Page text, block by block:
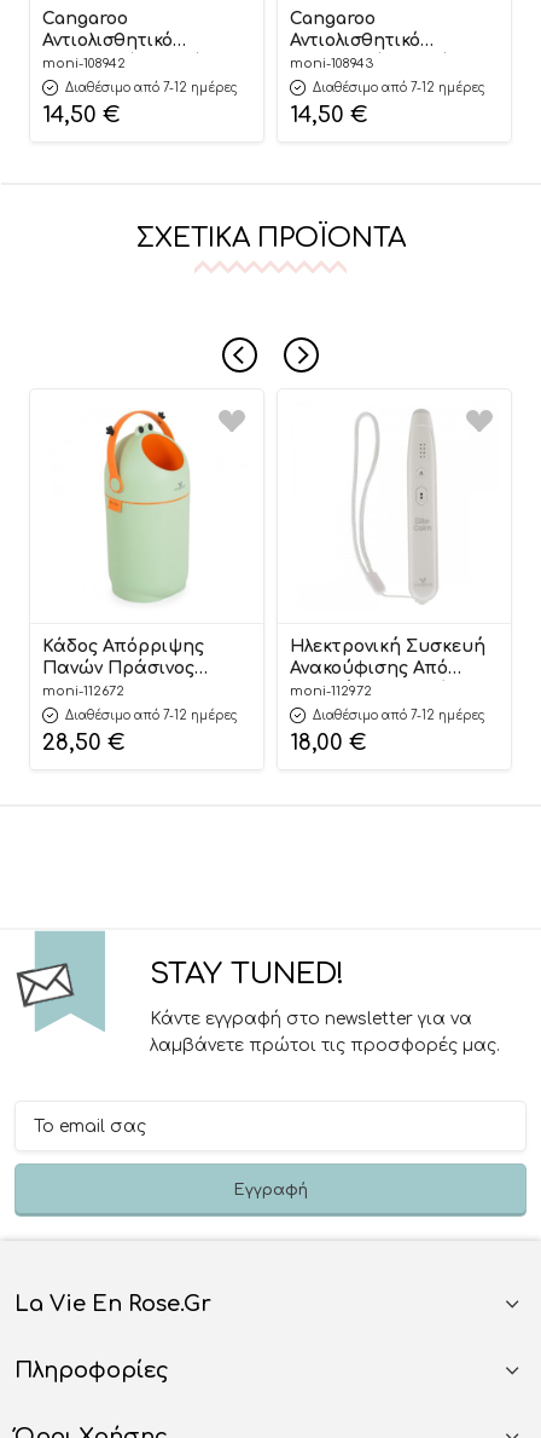
Cangaroo
Αντιολισθητικό
Στρωματάκι Μπάνιου
Bailey Pink
3800146268183
moni-108942
Διαθέσιμο από 7-12 ημέρες
14,50 €
Cangaroo
Αντιολισθητικό
Στρωματάκι Μπάνιου
Bailey Blue
3800146268190
moni-108943
Διαθέσιμο από 7-12 ημέρες
14,50 €
ΣΧΕΤΙΚΆ ΠΡΟΪΌΝΤΑ
Κάδος Απόρριψης
Πανών Πράσινος
Nubbi Green Hygiene
Basket 3800146273279 –
Cangaroo
moni-112672
Διαθέσιμο από 7-12 ημέρες
28,50 €
Ηλεκτρονική Συσκευή
Ανακούφισης Από
Τσιμπήματα Εντόμων
BiteCalm
3800146273934 6+ –
Cangaroo
moni-112972
Διαθέσιμο από 7-12 ημέρες
18,00 €
STAY TUNED!
Κάντε εγγραφή στο newsletter για να
λαμβάνετε πρώτοι τις προσφορές μας.
La Vie En Rose.gr
Πληροφορίες